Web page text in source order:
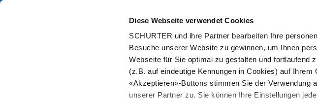
Diese Webseite verwendet Cookies
SCHURTER und ihre Partner bearbeiten Ihre
Besuche unserer Website zu gewinnen, um Ihnen
Webseite für Sie optimal zu gestalten und fortlaufend
(z.B. auf eindeutige Kennungen in Cookies) auf
«Akzeptieren»-Buttons stimmen Sie der Verwendung
unserer Partner zu. Sie können Ihre Einstellungen
Katalog